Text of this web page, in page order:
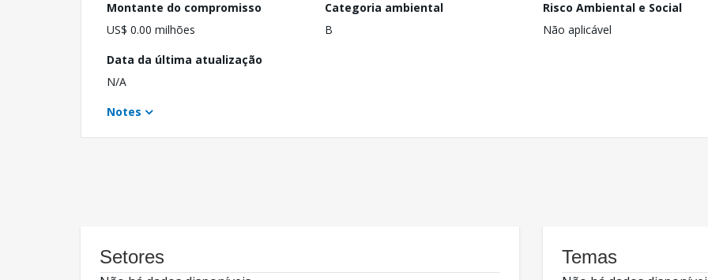
Montante do compromisso
US$ 0.00 milhões
Categoria ambiental
B
Risco Ambiental e Social
Não aplicável
Data da última atualização
N/A
Notes
Setores Temas